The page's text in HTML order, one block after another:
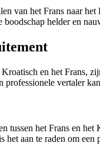
van het Frans naar
helder en
en het Frans,
vertaler
tussen het Frans en
aan te raden om een